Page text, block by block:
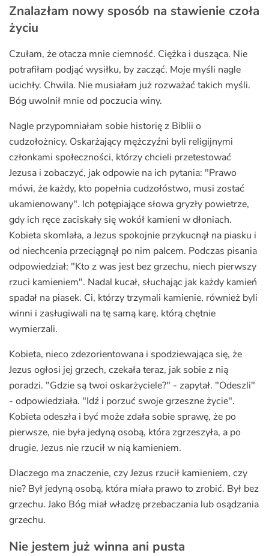
Znalazłam nowy sposób na stawienie czoła
życiu
Czułam, że otacza mnie ciemność. Ciężka i dusząca. Nie
potrafiłam podjąć wysiłku, by zacząć. Moje myśli nagle
ucichły. Chwila. Nie musiałam już rozważać takich myśli.
Bóg uwolnił mnie od poczucia winy.
Nagle przypomniałam sobie historię z Biblii o
cudzołożnicy. Oskarżający mężczyźni byli religijnymi
członkami społeczności, którzy chcieli przetestować
Jezusa i zobaczyć, jak odpowie na ich pytania: "Prawo
mówi, że każdy, kto popełnia cudzołóstwo, musi zostać
ukamienowany". Ich potępiające słowa gryzły powietrze,
gdy ich ręce zaciskały się wokół kamieni w dłoniach.
Kobieta skomlała, a Jezus spokojnie przykucnął na piasku i
od niechcenia przeciągnął po nim palcem. Podczas pisania
odpowiedział: "Kto z was jest bez grzechu, niech pierwszy
rzuci kamieniem". Nadal kucał, słuchając jak każdy kamień
spadał na piasek. Ci, którzy trzymali kamienie, również byli
winni i zasługiwali na tę samą karę, którą chętnie
wymierzali.
Kobieta, nieco zdezorientowana i spodziewająca się, że
Jezus ogłosi jej grzech, czekała teraz, jak sobie z nią
poradzi. "Gdzie są twoi oskarżyciele?" - zapytał. "Odeszli"
- odpowiedziała. "Idź i porzuć swoje grzeszne życie".
Kobieta odeszła i być może zdała sobie sprawę, że po
pierwsze, nie była jedyną osobą, która zgrzeszyła, a po
drugie, Jezus nie rzucił w nią kamieniem.
Dlaczego ma znaczenie, czy Jezus rzucił kamieniem, czy
nie? Był jedyną osobą, która miała prawo to zrobić. Był bez
grzechu. Jako Bóg miał władzę przebaczania lub osądzania
grzechu.
Nie jestem już winna ani pusta